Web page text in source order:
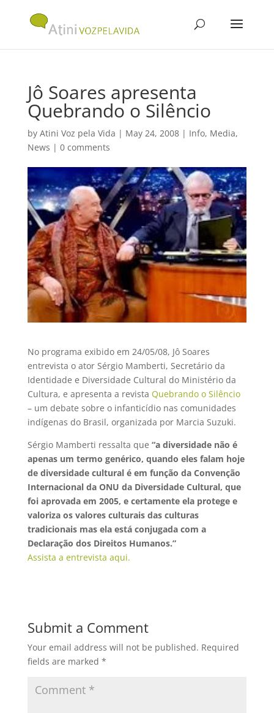
Jô Soares apresenta
Quebrando o Silêncio
by Atini Voz pela Vida | May 24, 2008| Info, Media,
News | 0 comments
No programa exibido em 24/05/08, Jô Soares
entrevista o ator Sérgio Mamberti, Secretário da
Identidade e Diversidade Cultural do Ministério da
Cultura, e apresenta a revista Quebrando o Silêncio
– um debate sobre o infanticídio nas comunidades
indígenas do Brasil, organizada por Marcia Suzuki.
Sérgio Mamberti ressalta que “a diversidade não é
apenas um termo genérico, quando eles falam hoje
de diversidade cultural é em função da Convenção
Internacional da ONU da Diversidade Cultural, que
foi aprovada em 2005, e certamente ela protege e
valoriza os valores culturais das culturas
tradicionais mas ela está conjugada com a
Declaração dos Direitos Humanos.”
Assista a entrevista aqui.
Submit a Comment
Your email address will not be published. Required
fields are marked *